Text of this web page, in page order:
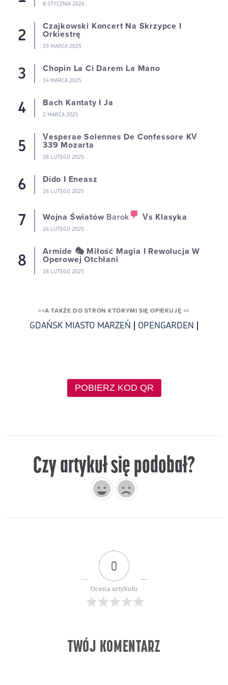
8 STYCZNIA 2026
Czajkowski Koncert Na Skrzypce I
Orkiestrę
19 MARCA 2025
Chopin La Ci Darem La Mano
14 MARCA 2025
Bach Kantaty I Ja
2 MARCA 2025
Vesperae Solennes De Confessore KV
339 Mozarta
28 LUTEGO 2025
Dido I Eneasz
26 LUTEGO 2025
Wojna Światów Barok Vs Klasyka
24 LUTEGO 2025
Armide 🎭 Miłość Magia I Rewolucja W
Operowej Otchłani
18 LUTEGO 2025
>>A TAKŻE DO STRON KTÓRYMI SIĘ OPIEKUJĘ <<
GDAŃSK MIASTO MARZEŃ | OPENGARDEN |
POBIERZ KOD QR
Czy artykuł się podobał?
0
Ocena artykułu
TWÓJ KOMENTARZ